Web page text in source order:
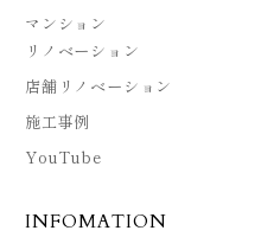
マンション
リノベーション
店舗リノベーション
施工事例
YouTube
INFOMATION